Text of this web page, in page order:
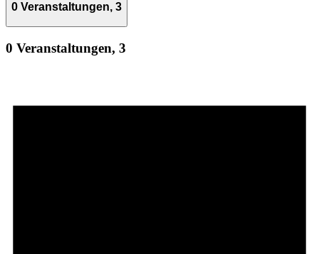
0 Veranstaltungen, 3
0 Veranstaltungen, 3